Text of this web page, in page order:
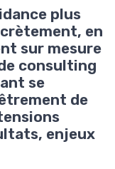
plus
en
sur mesure
consulting
se
de
enjeux